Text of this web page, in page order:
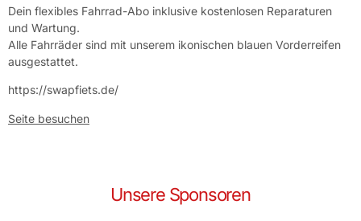
Dein flexibles Fahrrad-Abo inklusive kostenlosen Reparaturen
und Wartung.
Alle Fahrräder sind mit unserem ikonischen blauen Vorderreifen
ausgestattet.
https://swapfiets.de/
Seite besuchen
Unsere Sponsoren